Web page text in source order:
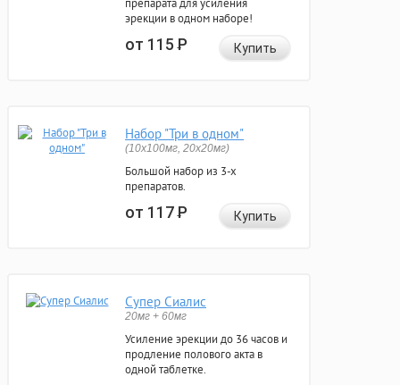
препарата для усиления
эрекции в одном наборе!
от 115Р Купить
Набор "Три в одном"
(10x100мг, 20x20мг)
Большой набор из 3-х
препаратов.
от 117Р Купить
Супер Сиалис
20мг + 60мг
Усиление эрекции до 36 часов и
продление полового акта в
одной таблетке.